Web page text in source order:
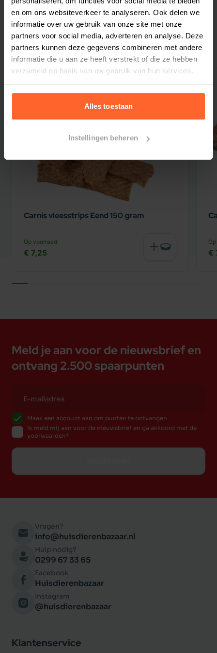
en om ons websiteverkeer te analyseren. Ook delen we
informatie over uw gebruik van onze site met onze
partners voor social media, adverteren en analyse. Deze
partners kunnen deze gegevens combineren met andere
informatie die u aan ze heeft verstrekt of die ze hebben
verzameld op basis van uw gebruik van hun services.
Alles toestaan
Instellingen beheren
Gerelateerde producten
Carnis vleesstrips Eend 150 gram
Op voorraad
€ 7,25 €
Meld je aan voor de nieuwsbrief en
ontvang 2.500 spaarpunten
Maak een account aan om punten te ontvangen
Ik meld mij aan voor de nieuwsbrief en ga akkoord met de
voorwaarden
Vragen?
info@huisdierenbazaar.nl
Hulp nodig?
0299 67 33 65
Facebook
Huisdierenbazaar
Instagram
@huisdierenbazaar
Klantenservice